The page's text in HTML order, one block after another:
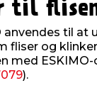
til
anvendes til at
fliser og
med
).